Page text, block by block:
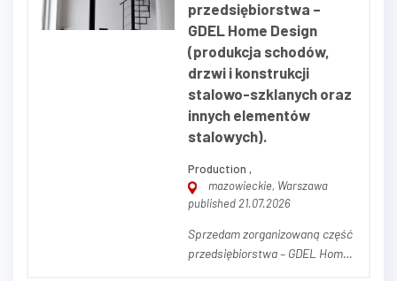
przedsiębiorstwa –
GDEL Home Design
(produkcja schodów,
drzwi i konstrukcji
stalowo-szklanych oraz
innych elementów
stalowych).
Production ,
mazowieckie, Warszawa
published 21.07.2026
Sprzedam zorganizowaną część
przedsiębiorstwa – GDEL Home